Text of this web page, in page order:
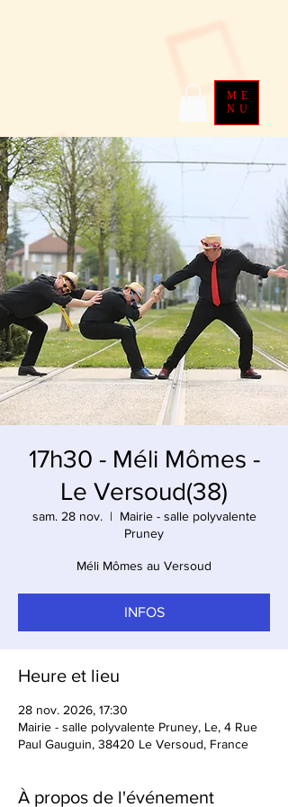
ME
NU
17h30 - Méli Mômes -
Le Versoud(38)
sam. 28 nov.
  |
Mairie - salle polyvalente
Pruney
Méli Mômes au Versoud
INFOS
Heure et lieu
28 nov. 2026, 17:30
Mairie - salle polyvalente Pruney, Le, 4 Rue
Paul Gauguin, 38420 Le Versoud, France
À propos de l'événement